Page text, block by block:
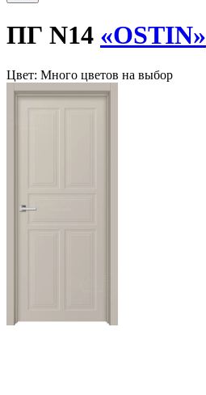
ПГ N14 «OSTIN»
Цвет: Много цветов на выбор